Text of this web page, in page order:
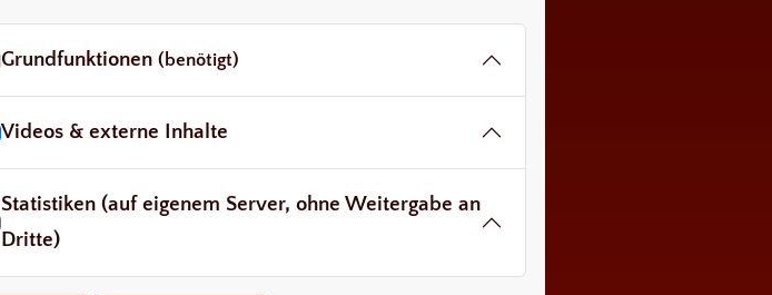
Grundfunktionen (benötigt)
Videos & externe Inhalte
Statistiken (auf eigenem Server, ohne Weitergabe an
Dritte)